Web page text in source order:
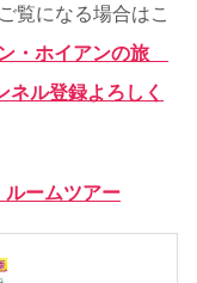
覧になる場合はこ
・ホイアンの旅
ネル登録よろしく
ルームツアー